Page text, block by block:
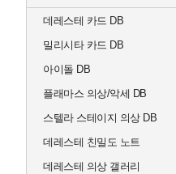
데레스테 카드 DB
밀리시타 카드 DB
아이돌 DB
플래마스 의상/악세 DB
스텔라 스테이지 의상 DB
데레스테 친밀도 노트
데레스테 의상 갤러리